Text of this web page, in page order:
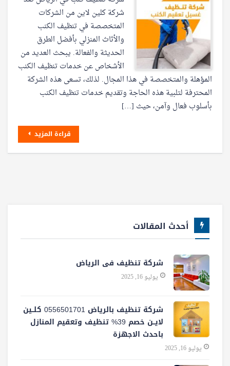
شركة كلين لاين من الشركات
المتخصصة في تنظيف الكنب
والأثاث المنزلي بأفضل الطرق
الحديثة والفعالة. يبحث العديد من
الأشخاص عن خدمات تنظيف الكنب
المؤهلة والمتخصصة في هذا المجال. لذلك، تسعى هذه الشركة
المحترفة لتلبية هذه الحاجة وتقديم خدمات تنظيف الكنب
بأسلوب فعال وآمن، حيث […]
قراءة المزيد
أحدث المقالات
شركة تنظيف فى الرياض
يوليو 16, 2025
شركة تنظيف بالرياض 0556501701 كلــين
لايــن خصم 39% تنظيف وتعقيم المنازل
باحدث الاجهزة
يوليو 16, 2025